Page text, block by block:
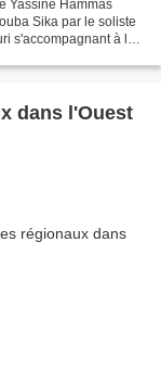
Yassine Hammas
Sika par le soliste
s'accompagnant à la
dans l'Ouest